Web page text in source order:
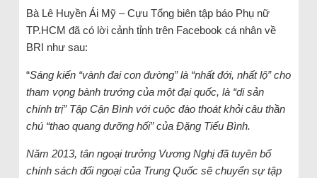
Bà Lê Huyền Ái Mỹ – Cựu Tổng biên tập báo Phụ nữ
TP.HCM đã có lời cảnh tỉnh trên Facebook cá nhân về
BRI như sau:
“Sáng kiến “vành đai con đường” là “nhất đới, nhất lộ” cho
tham vọng bành trướng của một đại quốc, là “di sản
chính trị” Tập Cận Bình với cuộc đào thoát khỏi câu thần
chú “thao quang dưỡng hối” của Đặng Tiểu Bình.
Năm 2013, tân ngoại trưởng Vương Nghị đã tuyên bố
chính sách đối ngoại của Trung Quốc sẽ chuyển sự tập